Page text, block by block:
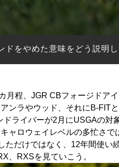
をやめた意味をどう説明
程、JGR CBフォージドア
ンラやウッド、それにB-FIT
ライバーが2月にUSGAの対
ャロウェイレベルの多忙さ
だけではなく、12年間使い
、RXSを見ていこう。